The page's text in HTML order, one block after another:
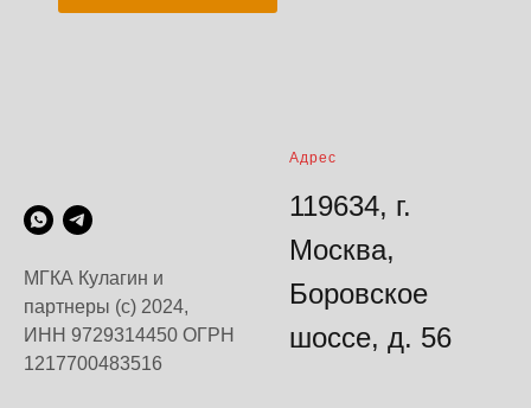
МГКА Кулагин и
партнеры (с) 2024,
ИНН 9729314450 ОГРН
1217700483516
Адрес
119634, г.
Москва,
Боровское
шоссе, д. 56